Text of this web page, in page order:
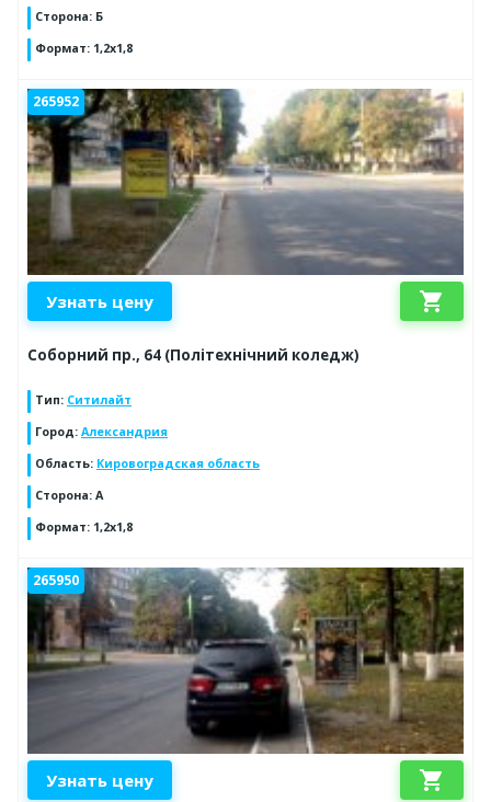
Сторона: Б
Формат: 1,2х1,8
265952
Узнать цену shopping_cart
Соборний пр., 64 (Політехнічний коледж)
Тип: Ситилайт
Город: Александрия
Область: Кировоградская область
Сторона: А
Формат: 1,2х1,8
265950
Узнать цену shopping_cart